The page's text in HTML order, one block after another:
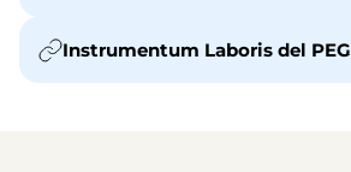
Instrumentum Laboris del PEG